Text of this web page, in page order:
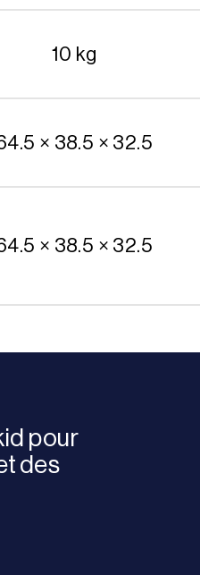
10 kg
× 38.5 × 32.5
× 38.5 × 32.5
pour
des